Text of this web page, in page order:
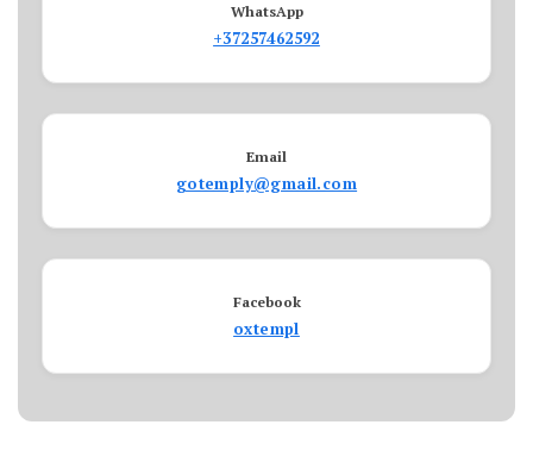
WhatsApp
+37257462592
Email
gotemply@gmail.com
Facebook
oxtempl